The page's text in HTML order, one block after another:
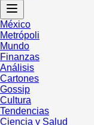
México
Metrópoli
Mundo
Finanzas
Análisis
Cartones
Gossip
Cultura
Tendencias
Ciencia y Salud